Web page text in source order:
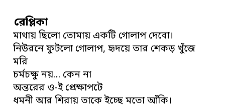
রেপ্লিকা
মাথায় ছিলো তোমায় একটি গোলাপ দেবো।
নিউরনে ফুটলো গোলাপ, হৃদয়ে তার শেকড় খুঁজে
মরি
চর্মচক্ষু নয়… কেন না
অন্তরের ও-ই প্রেক্ষাপটে
ধমনী আর শিরায় তাকে ইচ্ছে মতো আঁকি।